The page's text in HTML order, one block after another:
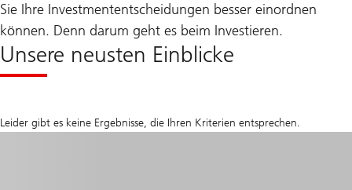
Sie Ihre Investmententscheidungen besser einordnen
können. Denn darum geht es beim Investieren.
Unsere neusten Einblicke
Leider gibt es keine Ergebnisse, die Ihren Kriterien entsprechen.